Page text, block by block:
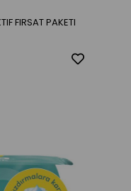
FIRSAT PAKETI